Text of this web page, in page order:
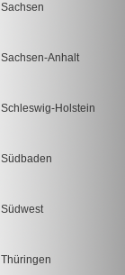
Sachsen
Sachsen-Anhalt
Schleswig-Holstein
Südbaden
Südwest
Thüringen